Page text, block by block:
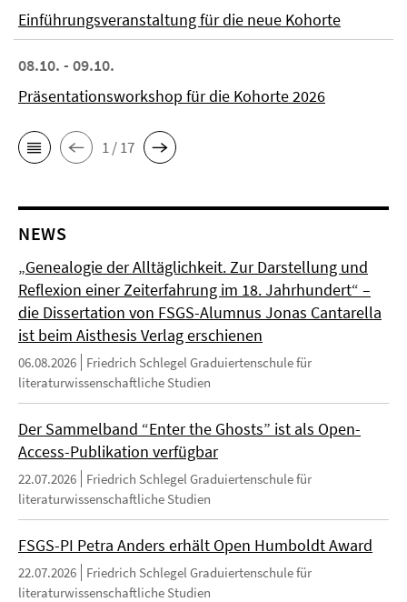
Einführungsveranstaltung für die neue Kohorte
08.10. - 09.10.
Präsentationsworkshop für die Kohorte 2026
1 / 17
NEWS
„Genealogie der Alltäglichkeit. Zur Darstellung und
Reflexion einer Zeiterfahrung im 18. Jahrhundert“ –
die Dissertation von FSGS-Alumnus Jonas Cantarella
ist beim Aisthesis Verlag erschienen
06.08.2026
Friedrich Schlegel Graduiertenschule für
literaturwissenschaftliche Studien
Der Sammelband “Enter the Ghosts” ist als Open-
Access-Publikation verfügbar
22.07.2026
Friedrich Schlegel Graduiertenschule für
literaturwissenschaftliche Studien
FSGS-PI Petra Anders erhält Open Humboldt Award
22.07.2026
Friedrich Schlegel Graduiertenschule für
literaturwissenschaftliche Studien